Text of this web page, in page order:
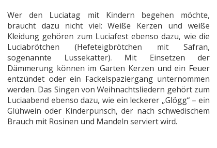
Wer den Luciatag mit Kindern begehen möchte,
braucht dazu nicht viel: Weiße Kerzen und weiße
Kleidung gehören zum Luciafest ebenso dazu, wie die
Luciabrötchen (Hefeteigbrötchen mit Safran,
sogenannte Lussekatter). Mit Einsetzen der
Dämmerung können im Garten Kerzen und ein Feuer
entzündet oder ein Fackelspaziergang unternommen
werden. Das Singen von Weihnachtsliedern gehört zum
Luciaabend ebenso dazu, wie ein leckerer „Glögg“ – ein
Glühwein oder Kinderpunsch, der nach schwedischem
Brauch mit Rosinen und Mandeln serviert wird.